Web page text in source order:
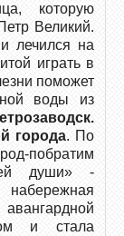
которую
Великий.
лечился на
играть в
поможет
воды из
города. По
побратим
души» -
и стала